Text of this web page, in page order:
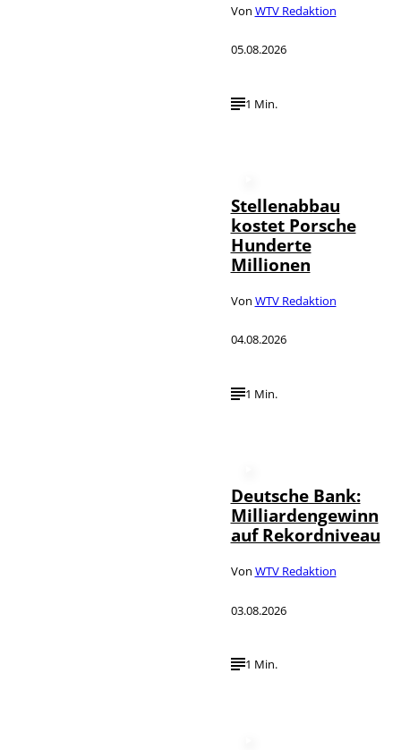
Von WTV Redaktion
05.08.2026
1 Min.
Stellenabbau
kostet Porsche
Hunderte
Millionen
Von WTV Redaktion
04.08.2026
1 Min.
Deutsche Bank:
Milliardengewinn
auf Rekordniveau
Von WTV Redaktion
03.08.2026
1 Min.